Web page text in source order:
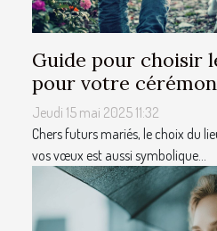
Guide pour choisir
pour votre
Jeudi 15 mai 2025 11:32
Chers futurs mariés, le choix du
vos vœux est aussi symbolique...